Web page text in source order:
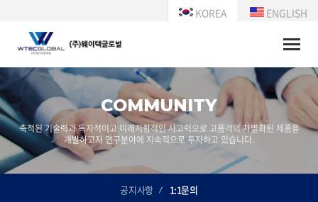
KOREA ENGLISH
Toggle
COMMUNITY
축적된 기술력과 독자적이고 미래지향적인 사고력으로 고품걱의 차별화된 제품을
개발하고자 연구분야에 지속적으로 투자하고 있습니다.
공지사항 1:1문의